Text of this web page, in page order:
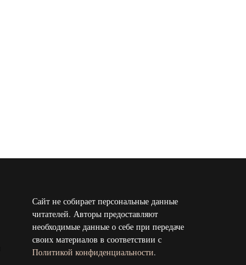
Сайт не собирает персональные данные
читателей. Авторы предоставляют
необходимые данные о себе при передаче
своих материалов в соответствии с
Политикой конфиденциальности.